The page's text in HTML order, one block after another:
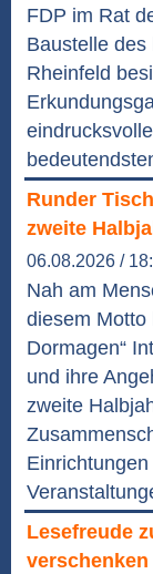
FDP im Rat
Baustelle
Rheinfeld
Runder
zweite
06.08.2026 /
Nah am
diesem Motto
Dormagen“
und ihre
zweite
Lesefreude
verschenken